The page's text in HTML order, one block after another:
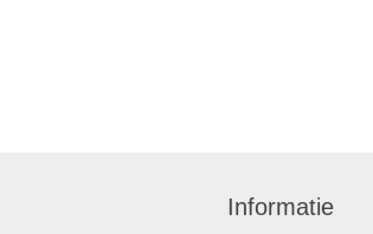
Informatie